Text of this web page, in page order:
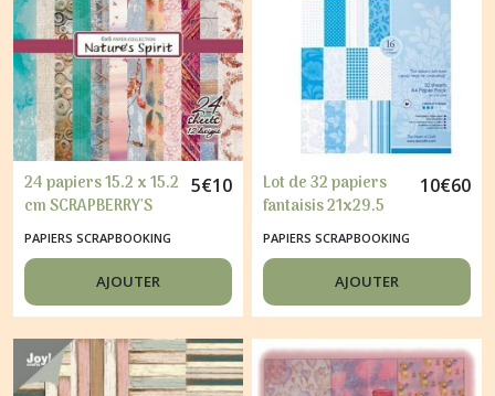
24 papiers 15.2 x 15.2
cm SCRAPBERRY'S
NATURE'S SPIRIT
5€10
PAPIERS SCRAPBOOKING
AJOUTER
Lot de 32 papiers
fantaisis 21x29.5
cm
10€60
PAPIERS SCRAPBOOKING
AJOUTER